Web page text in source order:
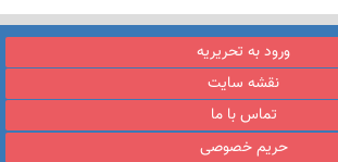
ورود به تحریریه
نقشه سایت
تماس با ما
حریم خصوصی